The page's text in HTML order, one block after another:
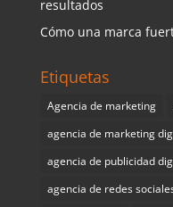
resultados
Cómo una marca
Etiquetas
Agencia de marketing
agencia de marketing
agencia de publicidad
agencia de redes